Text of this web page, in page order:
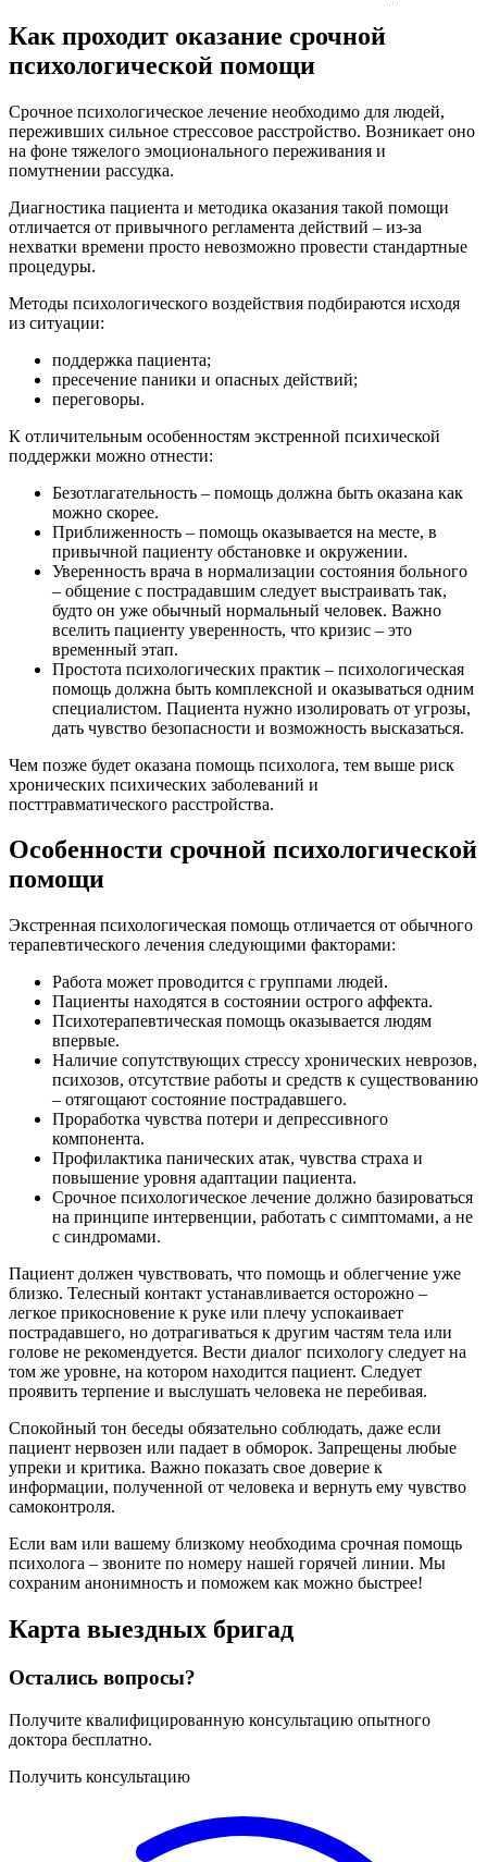
Как проходит оказание срочной
психологической помощи
Срочное психологическое лечение необходимо для людей,
переживших сильное стрессовое расстройство. Возникает оно
на фоне тяжелого эмоционального переживания и
помутнении рассудка.
Диагностика пациента и методика оказания такой помощи
отличается от привычного регламента действий – из-за
нехватки времени просто невозможно провести стандартные
процедуры.
Методы психологического воздействия подбираются исходя
из ситуации:
поддержка пациента;
пресечение паники и опасных действий;
переговоры.
К отличительным особенностям экстренной психической
поддержки можно отнести:
Безотлагательность – помощь должна быть оказана как
можно скорее.
Приближенность – помощь оказывается на месте, в
привычной пациенту обстановке и окружении.
Уверенность врача в нормализации состояния больного
– общение с пострадавшим следует выстраивать так,
будто он уже обычный нормальный человек. Важно
вселить пациенту уверенность, что кризис – это
временный этап.
Простота психологических практик – психологическая
помощь должна быть комплексной и оказываться одним
специалистом. Пациента нужно изолировать от угрозы,
дать чувство безопасности и возможность высказаться.
Чем позже будет оказана помощь психолога, тем выше риск
хронических психических заболеваний и
посттравматического расстройства.
Особенности срочной психологической
помощи
Экстренная психологическая помощь отличается от обычного
терапевтического лечения следующими факторами:
Работа может проводится с группами людей.
Пациенты находятся в состоянии острого аффекта.
Психотерапевтическая помощь оказывается людям
впервые.
Наличие сопутствующих стрессу хронических неврозов,
психозов, отсутствие работы и средств к существованию
– отягощают состояние пострадавшего.
Проработка чувства потери и депрессивного
компонента.
Профилактика панических атак, чувства страха и
повышение уровня адаптации пациента.
Срочное психологическое лечение должно базироваться
на принципе интервенции, работать с симптомами, а не
с синдромами.
Пациент должен чувствовать, что помощь и облегчение уже
близко. Телесный контакт устанавливается осторожно –
легкое прикосновение к руке или плечу успокаивает
пострадавшего, но дотрагиваться к другим частям тела или
голове не рекомендуется. Вести диалог психологу следует на
том же уровне, на котором находится пациент. Следует
проявить терпение и выслушать человека не перебивая.
Спокойный тон беседы обязательно соблюдать, даже если
пациент нервозен или падает в обморок. Запрещены любые
упреки и критика. Важно показать свое доверие к
информации, полученной от человека и вернуть ему чувство
самоконтроля.
Если вам или вашему близкому необходима срочная помощь
психолога – звоните по номеру нашей горячей линии. Мы
сохраним анонимность и поможем как можно быстрее!
Карта выездных бригад
Остались вопросы?
Получите квалифицированную консультацию опытного
доктора бесплатно.
Получить консультацию